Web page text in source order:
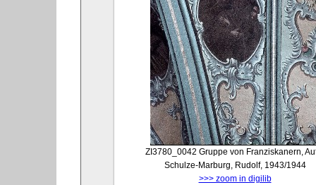
ZI3780_0042 Gruppe von Franziskanern,
Schulze-Marburg, Rudolf, 1943/1944
>>> zoom in digilib